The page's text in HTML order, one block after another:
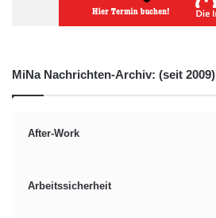
MiNa Nachrichten-Archiv: (seit 2009)
After-Work
Arbeitssicherheit